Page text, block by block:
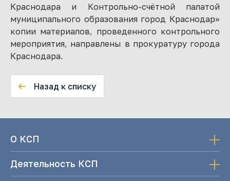
Краснодара и Контрольно-счётной палатой
муниципального образования город Краснодар»
копии материалов, проведенного контрольного
мероприятия, направлены в прокуратуру города
Краснодара.
Назад к списку
О КСП
Деятельность КСП